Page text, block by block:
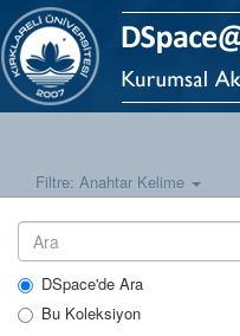
Filtre: Anahtar Kelime
DSpace'de Ara
Bu Koleksiyon